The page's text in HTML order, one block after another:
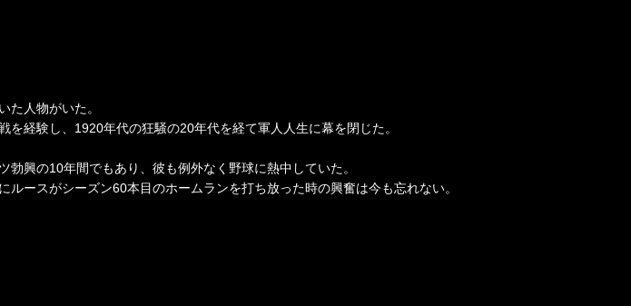
た人物がいた。
を経験し、1920年代の狂騒の20年代を経て軍人人生に幕を閉じた。
勃興の10年間でもあり、彼も例外なく野球に熱中していた。
ルースがシーズン60本目のホームランを打ち放った時の興奮は今も忘れない。